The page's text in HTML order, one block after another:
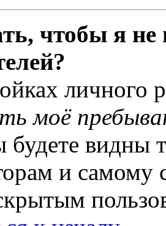
чтобы я
личного
моё
будете видны
и самому